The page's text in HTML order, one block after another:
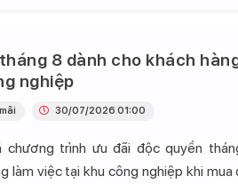
8 dành cho khách
nghiệp
chương trình ưu đãi độc quyền
làm việc tại khu công nghiệp khi mua
30/07/2026 01:00